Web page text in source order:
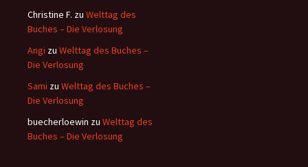
Christine F. zu Welttag des
Buches – Die Verlosung
Angi zu Welttag des Buches –
Die Verlosung
Sami zu Welttag des Buches –
Die Verlosung
buecherloewin zu Welttag des
Buches – Die Verlosung